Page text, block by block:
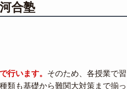
合塾
行います。 そのため、各授業で習
類も基礎から難関大対策まで揃っ